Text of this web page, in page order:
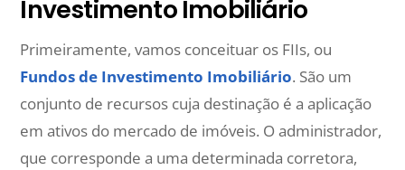
Investimento Imobiliário
Primeiramente, vamos conceituar os FIIs, ou
Fundos de Investimento Imobiliário. São um
conjunto de recursos cuja destinação é a aplicação
em ativos do mercado de imóveis. O administrador,
que corresponde a uma determinada corretora,